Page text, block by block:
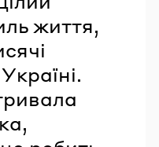
життя,